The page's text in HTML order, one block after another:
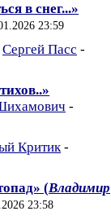
в снег...»
23:59
Сергей Пасс -
-
Критик-
(Владимир
23:58